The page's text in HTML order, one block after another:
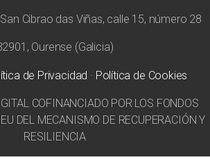
Cibrao das Viñas, calle 15, número 28
Ourense (Galicia)
de Privacidad · Política de Cookies
COFINANCIADO POR LOS FONDOS
DEL MECANISMO DE RECUPERACIÓN Y
RESILIENCIA